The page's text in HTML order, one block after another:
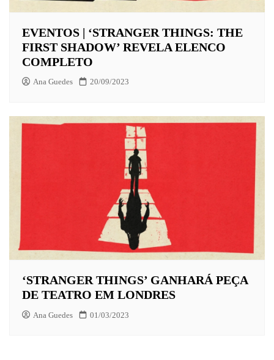
EVENTOS | ‘STRANGER THINGS: THE
FIRST SHADOW’ REVELA ELENCO
COMPLETO
Ana Guedes 20/09/2023
‘STRANGER THINGS’ GANHARÁ PEÇA
DE TEATRO EM LONDRES
Ana Guedes 01/03/2023